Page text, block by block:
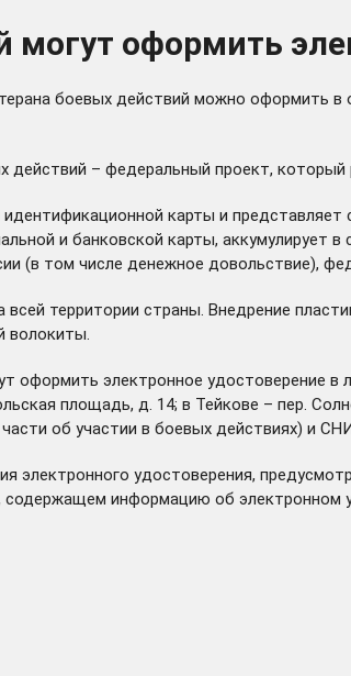
оформить
боевых действий можно оформить
– федеральный проект,
карты и
и банковской карты, аккумулирует
(в том числе денежное довольствие),
территории страны. Внедрение
волокиты.
оформить электронное удостоверение
площадь, д. 14; в Тейкове – пер.
об участии в боевых действиях) и
электронного удостоверения,
содержащем информацию об электронном